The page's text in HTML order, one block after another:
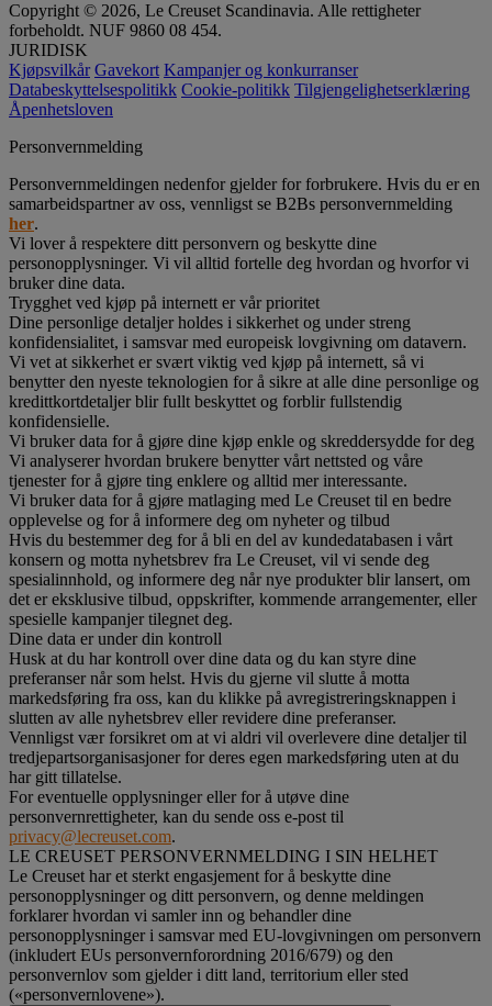
Copyright © 2026, Le Creuset Scandinavia. Alle rettigheter
forbeholdt. NUF 9860 08 454.
JURIDISK
Kjøpsvilkår Gavekort Kampanjer og konkurranser
Databeskyttelsespolitikk Cookie-politikk Tilgjengelighetserklæring
Åpenhetsloven
Personvernmelding
Personvernmeldingen nedenfor gjelder for forbrukere. Hvis du er en
samarbeidspartner av oss, vennligst se B2Bs personvernmelding
her.
Vi lover å respektere ditt personvern og beskytte dine
personopplysninger. Vi vil alltid fortelle deg hvordan og hvorfor vi
bruker dine data.
Trygghet ved kjøp på internett er vår prioritet
Dine personlige detaljer holdes i sikkerhet og under streng
konfidensialitet, i samsvar med europeisk lovgivning om datavern.
Vi vet at sikkerhet er svært viktig ved kjøp på internett, så vi
benytter den nyeste teknologien for å sikre at alle dine personlige og
kredittkortdetaljer blir fullt beskyttet og forblir fullstendig
konfidensielle.
Vi bruker data for å gjøre dine kjøp enkle og skreddersydde for deg
Vi analyserer hvordan brukere benytter vårt nettsted og våre
tjenester for å gjøre ting enklere og alltid mer interessante.
Vi bruker data for å gjøre matlaging med Le Creuset til en bedre
opplevelse og for å informere deg om nyheter og tilbud
Hvis du bestemmer deg for å bli en del av kundedatabasen i vårt
konsern og motta nyhetsbrev fra Le Creuset, vil vi sende deg
spesialinnhold, og informere deg når nye produkter blir lansert, om
det er eksklusive tilbud, oppskrifter, kommende arrangementer, eller
spesielle kampanjer tilegnet deg.
Dine data er under din kontroll
Husk at du har kontroll over dine data og du kan styre dine
preferanser når som helst. Hvis du gjerne vil slutte å motta
markedsføring fra oss, kan du klikke på avregistreringsknappen i
slutten av alle nyhetsbrev eller revidere dine preferanser.
Vennligst vær forsikret om at vi aldri vil overlevere dine detaljer til
tredjepartsorganisasjoner for deres egen markedsføring uten at du
har gitt tillatelse.
For eventuelle opplysninger eller for å utøve dine
personvernrettigheter, kan du sende oss e-post til
privacy@lecreuset.com.
LE CREUSET PERSONVERNMELDING I SIN HELHET
Le Creuset har et sterkt engasjement for å beskytte dine
personopplysninger og ditt personvern, og denne meldingen
forklarer hvordan vi samler inn og behandler dine
personopplysninger i samsvar med EU-lovgivningen om personvern
(inkludert EUs personvernforordning 2016/679) og den
personvernlov som gjelder i ditt land, territorium eller sted
(«personvernlovene»).